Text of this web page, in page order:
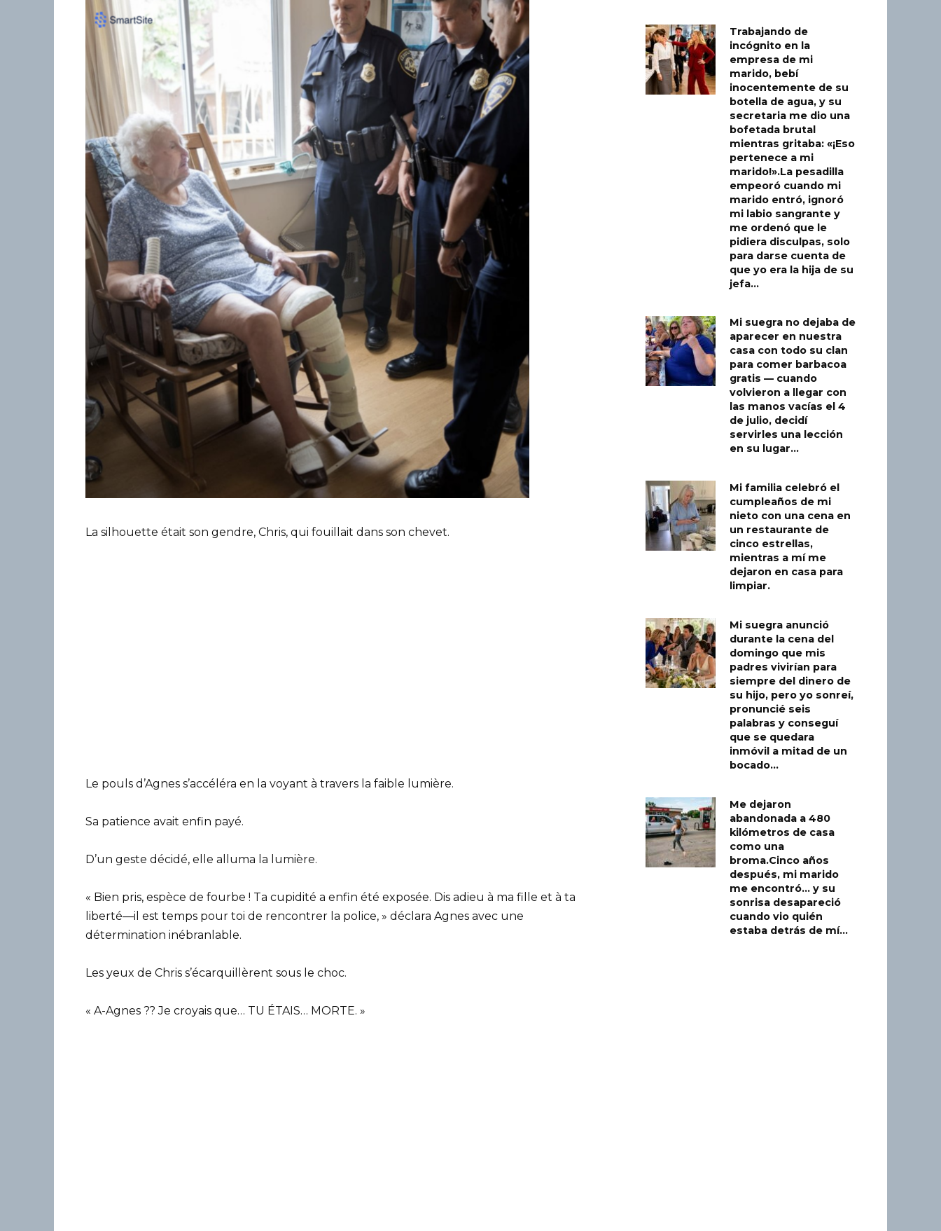
La silhouette était son gendre, Chris, qui fouillait dans son chevet.
Le pouls d’Agnes s’accéléra en la voyant à travers la faible lumière.
Sa patience avait enfin payé.
D’un geste décidé, elle alluma la lumière.
« Bien pris, espèce de fourbe ! Ta cupidité a enfin été exposée. Dis adieu à ma fille et à ta
liberté—il est temps pour toi de rencontrer la police, » déclara Agnes avec une
détermination inébranlable.
Les yeux de Chris s’écarquillèrent sous le choc.
« A-Agnes ?? Je croyais que… TU ÉTAIS… MORTE. »
Trabajando de
incógnito en la
empresa de mi
marido, bebí
inocentemente de su
botella de agua, y su
secretaria me dio una
bofetada brutal
mientras gritaba: «¡Eso
pertenece a mi
marido!».La pesadilla
empeoró cuando mi
marido entró, ignoró
mi labio sangrante y
me ordenó que le
pidiera disculpas, solo
para darse cuenta de
que yo era la hija de su
jefa…
Mi suegra no dejaba de
aparecer en nuestra
casa con todo su clan
para comer barbacoa
gratis — cuando
volvieron a llegar con
las manos vacías el 4
de julio, decidí
servirles una lección
en su lugar…
Mi familia celebró el
cumpleaños de mi
nieto con una cena en
un restaurante de
cinco estrellas,
mientras a mí me
dejaron en casa para
limpiar.
Mi suegra anunció
durante la cena del
domingo que mis
padres vivirían para
siempre del dinero de
su hijo, pero yo sonreí,
pronuncié seis
palabras y conseguí
que se quedara
inmóvil a mitad de un
bocado…
Me dejaron
abandonada a 480
kilómetros de casa
como una
broma.Cinco años
después, mi marido
me encontró… y su
sonrisa desapareció
cuando vio quién
estaba detrás de mí…